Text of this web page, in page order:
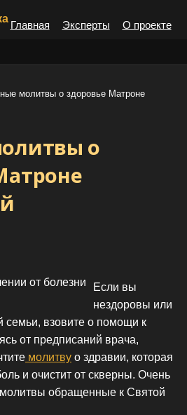
Главная Эксперты О проекте
молитвы о здоровье Матроне
о
Если вы
нездоровы или
семьи, взовите о помощи к
от предписаний врача,
молитву о здравии, которая
и очистит от скверны. Очень
обращенные к Святой